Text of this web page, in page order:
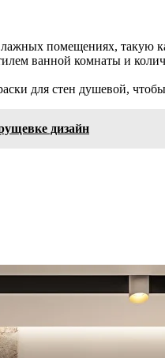
помещениях, такую
ванной комнаты и
для стен душевой,
дизайн